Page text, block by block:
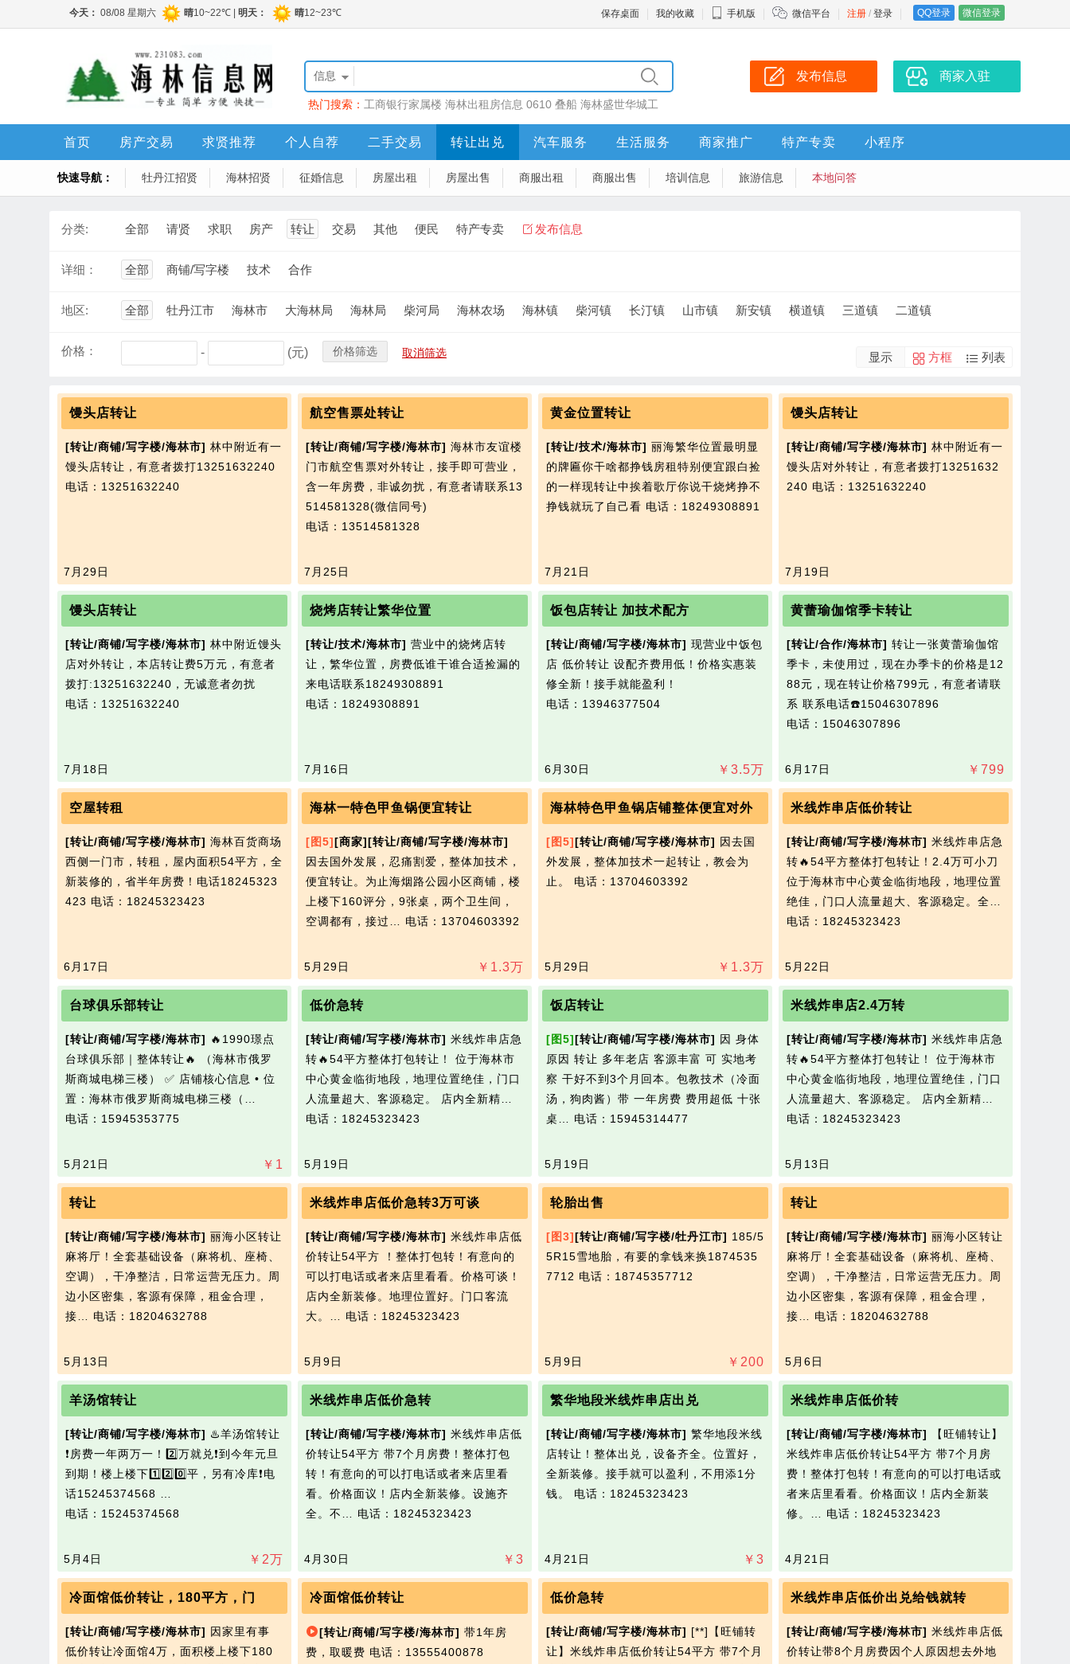
注册 / 登录 QQ登录 微信登录
保存桌面 我的收藏 手机版 微信平台
信息
热门搜索： 工商银行家属楼 海林出租房信息 0610 叠船 海林盛世华城工
程顶账房
发布信息 商家入驻
首页 房产交易 求贤推荐 个人自荐 二手交易 转让出兑 汽车服务 生活服务 商家推广 特产专卖 小程序
快速导航： 牡丹江招贤 海林招贤 征婚信息 房屋出租 房屋出售 商服出租 商服出售 培训信息 旅游信息 本地问答
分类: 全部 请贤 求职 房产 转让 交易 其他 便民 特产专卖 发布信息
详细： 全部 商铺/写字楼 技术 合作
地区: 全部 牡丹江市 海林市 大海林局 海林局 柴河局 海林农场 海林镇 柴河镇 长汀镇 山市镇 新安镇 横道镇 三道镇 二道镇
价格： - (元) 价格筛选 取消筛选 显示 方框 列表
馒头店转让
[转让/商铺/写字楼/海林市] 林中附近有一
馒头店转让，有意者拨打13251632240
电话：13251632240
7月29日
航空售票处转让
[转让/商铺/写字楼/海林市] 海林市友谊楼
门市航空售票对外转让，接手即可营业，
含一年房费，非诚勿扰，有意者请联系13
514581328(微信同号)
电话：13514581328
7月25日
黄金位置转让
[转让/技术/海林市] 丽海繁华位置最明显
的牌匾你干啥都挣钱房租特别便宜跟白捡
的一样现转让中挨着歌厅你说干烧烤挣不
挣钱就玩了自己看 电话：18249308891
7月21日
馒头店转让
[转让/商铺/写字楼/海林市] 林中附近有一
馒头店对外转让，有意者拨打13251632
240 电话：13251632240
7月19日
馒头店转让
[转让/商铺/写字楼/海林市] 林中附近馒头
店对外转让，本店转让费5万元，有意者
拨打:13251632240，无诚意者勿扰
电话：13251632240
7月18日
烧烤店转让繁华位置
[转让/技术/海林市] 营业中的烧烤店转
让，繁华位置，房费低谁干谁合适捡漏的
来电话联系18249308891
电话：18249308891
7月16日
饭包店转让 加技术配方
[转让/商铺/写字楼/海林市] 现营业中饭包
店 低价转让 设配齐费用低！价格实惠装
修全新！接手就能盈利！
电话：13946377504
￥ 3.5万
6月30日
黄蕾瑜伽馆季卡转让
[转让/合作/海林市] 转让一张黄蕾瑜伽馆
季卡，未使用过，现在办季卡的价格是12
88元，现在转让价格799元，有意者请联
系 联系电话☎️15046307896
电话：15046307896
￥ 799
6月17日
空屋转租
[转让/商铺/写字楼/海林市] 海林百货商场
西侧一门市，转租，屋内面积54平方，全
新装修的，省半年房费！电话18245323
423 电话：18245323423
6月17日
海林一特色甲鱼锅便宜转让
[图5][商家][转让/商铺/写字楼/海林市]
因去国外发展，忍痛割爱，整体加技术，
便宜转让。为止海烟路公园小区商铺，楼
上楼下160评分，9张桌，两个卫生间，
空调都有，接过… 电话：13704603392
￥ 1.3万
5月29日
海林特色甲鱼锅店铺整体便宜对外
[图5][转让/商铺/写字楼/海林市] 因去国
外发展，整体加技术一起转让，教会为
止。 电话：13704603392
￥ 1.3万
5月29日
米线炸串店低价转让
[转让/商铺/写字楼/海林市] 米线炸串店急
转🔥54平方整体打包转让！2.4万可小刀
位于海林市中心黄金临街地段，地理位置
绝佳，门口人流量超大、客源稳定。全…
电话：18245323423
5月22日
台球俱乐部转让
[转让/商铺/写字楼/海林市] 🔥1990璟点
台球俱乐部｜整体转让🔥 （海林市俄罗
斯商城电梯三楼） ✅ 店铺核心信息 • 位
置：海林市俄罗斯商城电梯三楼（…
电话：15945353775
￥ 1
5月21日
低价急转
[转让/商铺/写字楼/海林市] 米线炸串店急
转🔥54平方整体打包转让！ 位于海林市
中心黄金临街地段，地理位置绝佳，门口
人流量超大、客源稳定。 店内全新精…
电话：18245323423
5月19日
饭店转让
[图5][转让/商铺/写字楼/海林市] 因 身体
原因 转让 多年老店 客源丰富 可 实地考
察 干好不到3个月回本。包教技术（冷面
汤，狗肉酱）带 一年房费 费用超低 十张
桌… 电话：15945314477
5月19日
米线炸串店2.4万转
[转让/商铺/写字楼/海林市] 米线炸串店急
转🔥54平方整体打包转让！ 位于海林市
中心黄金临街地段，地理位置绝佳，门口
人流量超大、客源稳定。 店内全新精…
电话：18245323423
5月13日
转让
[转让/商铺/写字楼/海林市] 丽海小区转让
麻将厅！全套基础设备（麻将机、座椅、
空调），干净整洁，日常运营无压力。周
边小区密集，客源有保障，租金合理，
接… 电话：18204632788
5月13日
米线炸串店低价急转3万可谈
[转让/商铺/写字楼/海林市] 米线炸串店低
价转让54平方 ！整体打包转！有意向的
可以打电话或者来店里看看。价格可谈！
店内全新装修。地理位置好。门口客流
大。… 电话：18245323423
5月9日
轮胎出售
[图3][转让/商铺/写字楼/牡丹江市] 185/5
5R15雪地胎，有要的拿钱来换1874535
7712 电话：18745357712
￥ 200
5月9日
转让
[转让/商铺/写字楼/海林市] 丽海小区转让
麻将厅！全套基础设备（麻将机、座椅、
空调），干净整洁，日常运营无压力。周
边小区密集，客源有保障，租金合理，
接… 电话：18204632788
5月6日
羊汤馆转让
[转让/商铺/写字楼/海林市] ♨️羊汤馆转让
❗️房费一年两万一！2️⃣万就兑❗️到今年元旦
到期！楼上楼下1️⃣2️⃣0️⃣平，另有冷库❗️电
话15245374568 …
电话：15245374568
￥ 2万
5月4日
米线炸串店低价急转
[转让/商铺/写字楼/海林市] 米线炸串店低
价转让54平方 带7个月房费！整体打包
转！有意向的可以打电话或者来店里看
看。价格面议！店内全新装修。设施齐
全。不… 电话：18245323423
￥ 3
4月30日
繁华地段米线炸串店出兑
[转让/商铺/写字楼/海林市] 繁华地段米线
店转让！整体出兑，设备齐全。位置好，
全新装修。接手就可以盈利，不用添1分
钱。 电话：18245323423
￥ 3
4月21日
米线炸串店低价转
[转让/商铺/写字楼/海林市]
【旺铺转让】
米线炸串店低价转让54平方 带7个月房
费！整体打包转！有意向的可以打电话或
者来店里看看。价格面议！店内全新装
修。… 电话：18245323423
4月21日
冷面馆低价转让，180平方，门
[转让/商铺/写字楼/海林市] 因家里有事
低价转让冷面馆4万，面积楼上楼下180
冷面馆低价转让
[转让/商铺/写字楼/海林市] 带1年房
费，取暖费 电话：13555400878
低价急转
[转让/商铺/写字楼/海林市] [**]【旺铺转
让】米线炸串店低价转让54平方 带7个月
米线炸串店低价出兑给钱就转
[转让/商铺/写字楼/海林市] 米线炸串店低
价转让带8个月房费因个人原因想去外地